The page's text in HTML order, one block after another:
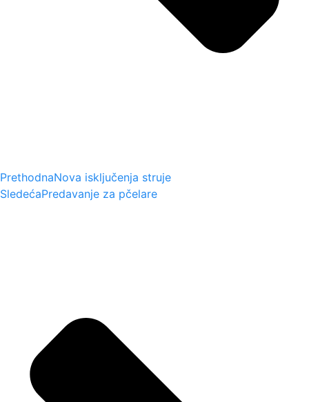
PrethodnaNova isključenja struje
SledećaPredavanje za pčelare